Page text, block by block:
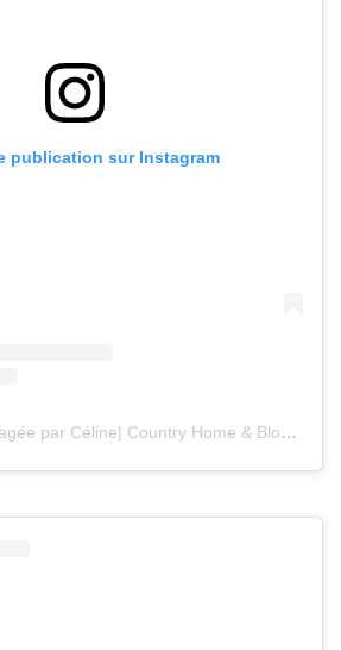
publication sur Instagram
Une publication partagée par Céline| Country Home & Blooms (@countryhomeandblooms)